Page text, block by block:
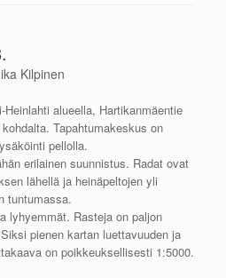
Kilpinen
alueella, Hartikanmäentie
Tapahtumakeskus on
pellolla.
erilainen suunnistus. Radat ovat
lähellä ja heinäpeltojen yli
tuntumassa.
lyhyemmät. Rasteja on paljon
pienen kartan luettavuuden ja
on poikkeuksellisesti 1:5000.